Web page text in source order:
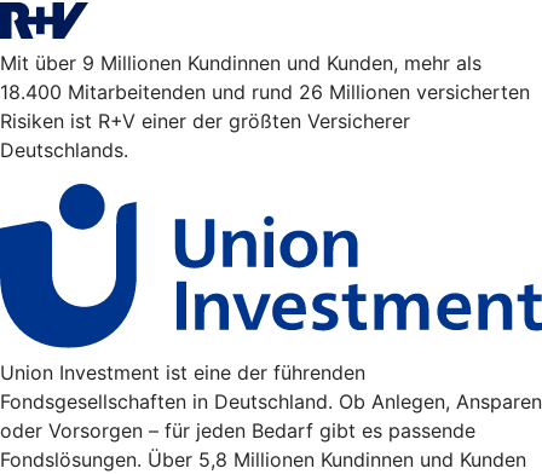
Mit über 9 Millionen Kundinnen und Kunden, mehr als
18.400 Mitarbeitenden und rund 26 Millionen versicherten
Risiken ist R+V einer der größten Versicherer
Deutschlands.
Union Investment ist eine der führenden
Fondsgesellschaften in Deutschland. Ob Anlegen, Ansparen
oder Vorsorgen – für jeden Bedarf gibt es passende
Fondslösungen. Über 5,8 Millionen Kundinnen und Kunden